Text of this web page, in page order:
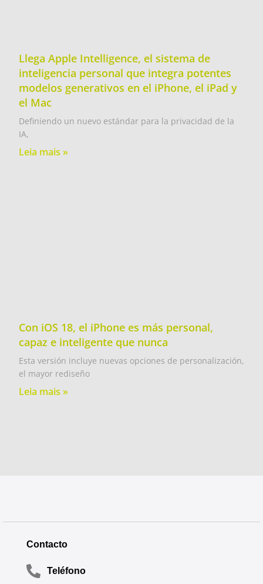
Llega Apple Intelligence, el sistema de
inteligencia personal que integra potentes
modelos generativos en el iPhone, el iPad y
el Mac
Definiendo un nuevo estándar para la privacidad de la
IA,
Leia mais »
Con iOS 18, el iPhone es más personal,
capaz e inteligente que nunca
Esta versión incluye nuevas opciones de personalización,
el mayor rediseño
Leia mais »
Contacto
Teléfono